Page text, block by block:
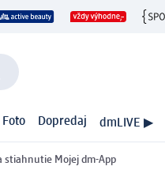
Foto Dopredaj dmLIVE ▶
stiahnutie Mojej dm-App